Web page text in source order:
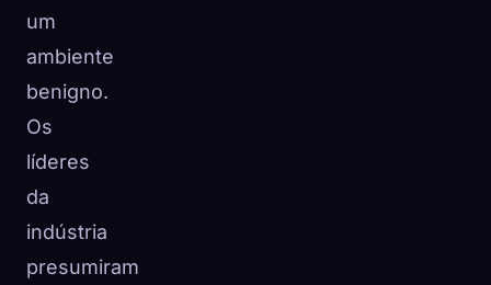
um
ambiente
benigno.
Os
líderes
da
indústria
presumiram